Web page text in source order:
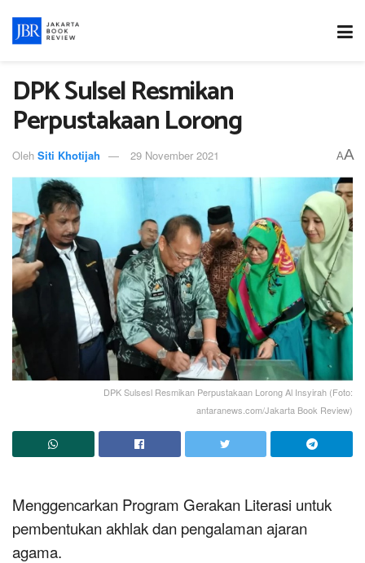
DPK Sulsel Resmikan
Perpustakaan Lorong
Oleh Siti Khotijah 29 November 2021 AA
DPK Sulsesl Resmikan Perpustakaan Lorong Al Insyirah (Foto:
antaranews.com/Jakarta Book Review)
Menggencarkan Program Gerakan Literasi untuk
pembentukan akhlak dan pengalaman ajaran
agama.